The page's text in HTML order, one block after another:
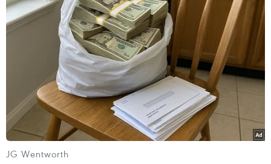
Vyacheslav Kalganov, Phó Chủ tịch Ủy ban Đối ngoại chính quyền thành
phố St. Petersburg bày tỏ hy vọng các bạn Việt Nam sẽ thích Tuần lễ
Việt Nam lần này và nó sẽ khép lại một cách hạnh phúc, với nhiều
thắng lợi và sự phát triển.
Ông Kalganov cho biết đây là Tuần lễ Việt Nam thứ ba chính quyền
thành phố St. Petersburg tổ chức trong những năm gần đây.
Trong đêm rạng sáng 20/5, Cầu Cung điện, cầu chính của thành phố
St. Petersburg sẽ được mở cho đông đảo du khách chiêm ngưỡng khi
được trang trí bằng hai màu vàng-đỏ, màu của quốc kỳ Việt Nam./.
JG Wentworth